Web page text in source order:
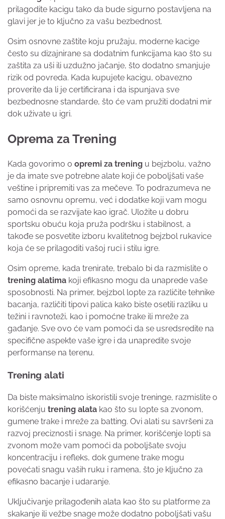
prilagodite kacigu tako da bude sigurno postavljena na
glavi jer je to ključno za vašu bezbednost.
Osim osnovne zaštite koju pružaju, moderne kacige
često su dizajnirane sa dodatnim funkcijama kao što su
zaštita za uši ili uzdužno jačanje, što dodatno smanjuje
rizik od povreda. Kada kupujete kacigu, obavezno
proverite da li je certificirana i da ispunjava sve
bezbednosne standarde, što će vam pružiti dodatni mir
dok uživate u igri.
Oprema za Trening
Kada govorimo o opremi za trening u bejzbolu, važno
je da imate sve potrebne alate koji će poboljšati vaše
veštine i pripremiti vas za mečeve. To podrazumeva ne
samo osnovnu opremu, već i dodatke koji vam mogu
pomoći da se razvijate kao igrač. Uložite u dobru
sportsku obuću koja pruža podršku i stabilnost, a
takođe se posvetite izboru kvalitetnog bejzbol rukavice
koja će se prilagoditi vašoj ruci i stilu igre.
Osim opreme, kada trenirate, trebalo bi da razmislite o
trening alatima koji efikasno mogu da unaprede vaše
sposobnosti. Na primer, bejzbol lopte za različite tehnike
bacanja, različiti tipovi palica kako biste osetili razliku u
težini i ravnoteži, kao i pomoćne trake ili mreže za
gađanje. Sve ovo će vam pomoći da se usredsredite na
specifične aspekte vaše igre i da unapredite svoje
performanse na terenu.
Trening alati
Da biste maksimalno iskoristili svoje treninge, razmislite o
korišćenju trening alata kao što su lopte sa zvonom,
gumene trake i mreže za batting. Ovi alati su savršeni za
razvoj preciznosti i snage. Na primer, korišćenje lopti sa
zvonom može vam pomoći da poboljšate svoju
koncentraciju i refleks, dok gumene trake mogu
povećati snagu vaših ruku i ramena, što je ključno za
efikasno bacanje i udaranje.
Uključivanje prilagođenih alata kao što su platforme za
skakanje ili vežbe snage može dodatno poboljšati vašu